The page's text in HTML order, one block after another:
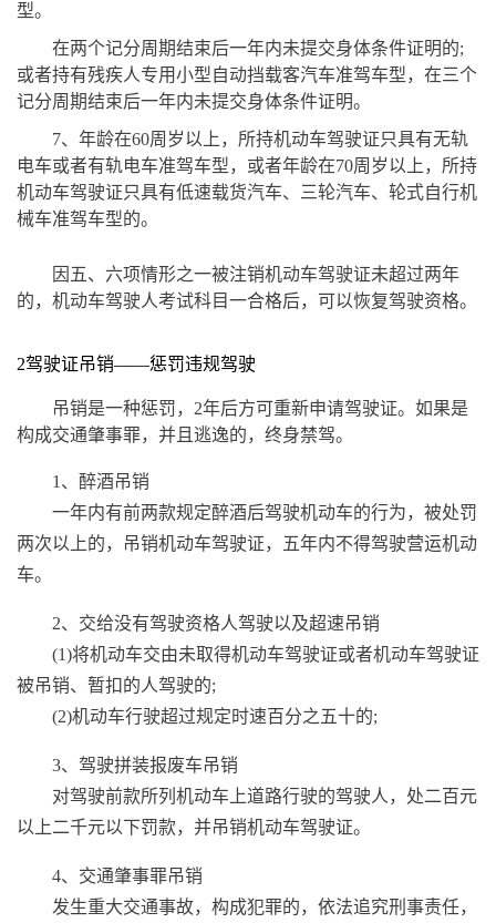
型。
在两个记分周期结束后一年内未提交身体条件证明的;
或者持有残疾人专用小型自动挡载客汽车准驾车型，在三个
记分周期结束后一年内未提交身体条件证明。
7、年龄在60周岁以上，所持机动车驾驶证只具有无轨
电车或者有轨电车准驾车型，或者年龄在70周岁以上，所持
机动车驾驶证只具有低速载货汽车、三轮汽车、轮式自行机
械车准驾车型的。
因五、六项情形之一被注销机动车驾驶证未超过两年
的，机动车驾驶人考试科目一合格后，可以恢复驾驶资格。
2驾驶证吊销——惩罚违规驾驶
吊销是一种惩罚，2年后方可重新申请驾驶证。如果是
构成交通肇事罪，并且逃逸的，终身禁驾。
1、醉酒吊销
一年内有前两款规定醉酒后驾驶机动车的行为，被处罚
两次以上的，吊销机动车驾驶证，五年内不得驾驶营运机动
车。
2、交给没有驾驶资格人驾驶以及超速吊销
(1)将机动车交由未取得机动车驾驶证或者机动车驾驶证
被吊销、暂扣的人驾驶的;
(2)机动车行驶超过规定时速百分之五十的;
3、驾驶拼装报废车吊销
对驾驶前款所列机动车上道路行驶的驾驶人，处二百元
以上二千元以下罚款，并吊销机动车驾驶证。
4、交通肇事罪吊销
发生重大交通事故，构成犯罪的，依法追究刑事责任，